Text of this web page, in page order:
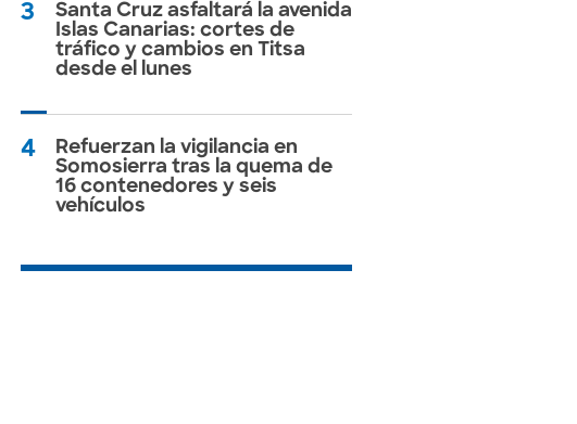
3
Santa Cruz asfaltará la avenida
Islas Canarias: cortes de
tráfico y cambios en Titsa
desde el lunes
4
Refuerzan la vigilancia en
Somosierra tras la quema de
16 contenedores y seis
vehículos